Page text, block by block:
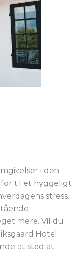
i den
til et hyggeligt
stress.
mere. Vil du
Hotel
et sted at